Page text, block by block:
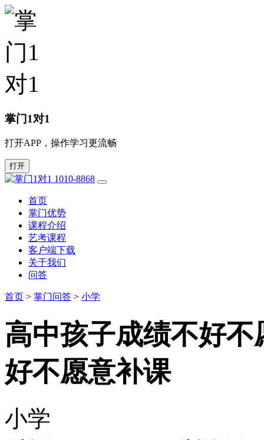
掌门1对1
打开APP，操作学习更流畅
打开
1010-8868
首页
掌门优势
课程介绍
艺考课程
客户端下载
关于我们
问答
首页 > 掌门问答 > 小学
高中孩子成绩不好
好不愿意补课
小学